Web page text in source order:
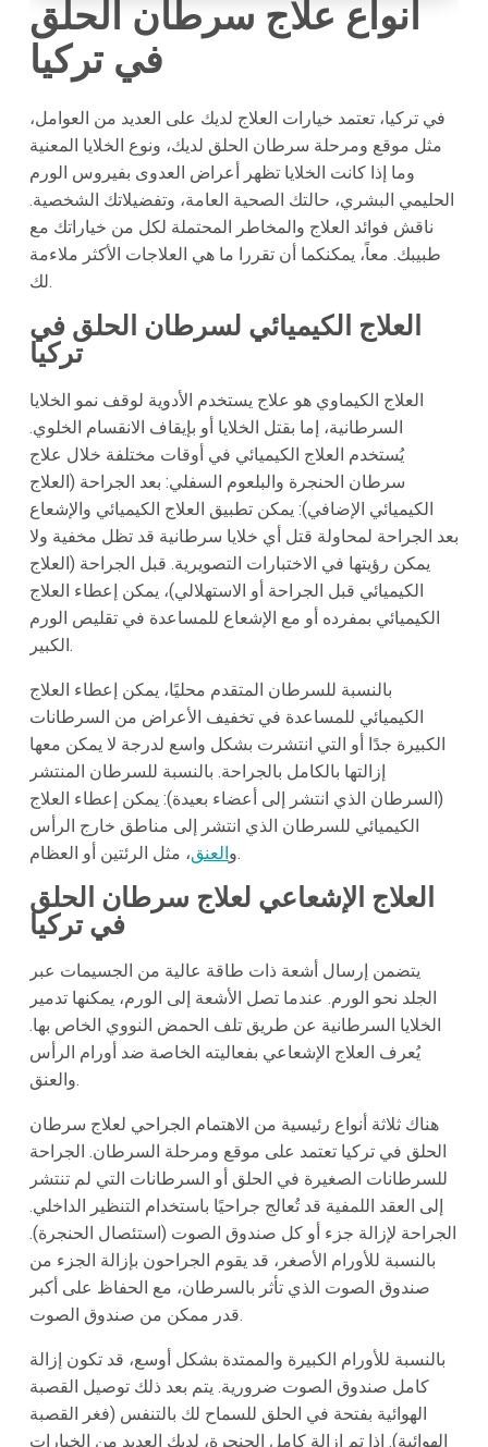
أنواع علاج سرطان الحلق
في تركيا
في تركيا، تعتمد خيارات العلاج لديك على العديد من العوامل،
مثل موقع ومرحلة سرطان الحلق لديك، ونوع الخلايا المعنية
وما إذا كانت الخلايا تظهر أعراض العدوى بفيروس الورم
الحليمي البشري، حالتك الصحية العامة، وتفضيلاتك الشخصية.
ناقش فوائد العلاج والمخاطر المحتملة لكل من خياراتك مع
طبيبك. معاً، يمكنكما أن تقررا ما هي العلاجات الأكثر ملاءمة
لك.
العلاج الكيميائي لسرطان الحلق في
تركيا
العلاج الكيماوي هو علاج يستخدم الأدوية لوقف نمو الخلايا
السرطانية، إما بقتل الخلايا أو بإيقاف الانقسام الخلوي.
يُستخدم العلاج الكيميائي في أوقات مختلفة خلال علاج
سرطان الحنجرة والبلعوم السفلي: بعد الجراحة (العلاج
الكيميائي الإضافي): يمكن تطبيق العلاج الكيميائي والإشعاع
بعد الجراحة لمحاولة قتل أي خلايا سرطانية قد تظل مخفية ولا
يمكن رؤيتها في الاختبارات التصويرية. قبل الجراحة (العلاج
الكيميائي قبل الجراحة أو الاستهلالي)، يمكن إعطاء العلاج
الكيميائي بمفرده أو مع الإشعاع للمساعدة في تقليص الورم
الكبير.
بالنسبة للسرطان المتقدم محليًا، يمكن إعطاء العلاج
الكيميائي للمساعدة في تخفيف الأعراض من السرطانات
الكبيرة جدًا أو التي انتشرت بشكل واسع لدرجة لا يمكن معها
إزالتها بالكامل بالجراحة. بالنسبة للسرطان المنتشر
(السرطان الذي انتشر إلى أعضاء بعيدة): يمكن إعطاء العلاج
الكيميائي للسرطان الذي انتشر إلى مناطق خارج الرأس
والعنق ، مثل الرئتين أو العظام.
العلاج الإشعاعي لعلاج سرطان الحلق
في تركيا
يتضمن إرسال أشعة ذات طاقة عالية من الجسيمات عبر
الجلد نحو الورم. عندما تصل الأشعة إلى الورم، يمكنها تدمير
الخلايا السرطانية عن طريق تلف الحمض النووي الخاص بها.
يُعرف العلاج الإشعاعي بفعاليته الخاصة ضد أورام الرأس
والعنق.
هناك ثلاثة أنواع رئيسية من الاهتمام الجراحي لعلاج سرطان
الحلق في تركيا تعتمد على موقع ومرحلة السرطان. الجراحة
للسرطانات الصغيرة في الحلق أو السرطانات التي لم تنتشر
إلى العقد اللمفية قد تُعالج جراحيًا باستخدام التنظير الداخلي.
الجراحة لإزالة جزء أو كل صندوق الصوت (استئصال الحنجرة).
بالنسبة للأورام الأصغر، قد يقوم الجراحون بإزالة الجزء من
صندوق الصوت الذي تأثر بالسرطان، مع الحفاظ على أكبر
قدر ممكن من صندوق الصوت.
بالنسبة للأورام الكبيرة والممتدة بشكل أوسع، قد تكون إزالة
كامل صندوق الصوت ضرورية. يتم بعد ذلك توصيل القصبة
الهوائية بفتحة في الحلق للسماح لك بالتنفس (فغر القصبة
الهوائية). إذا تم إزالة كامل الحنجرة، لديك العديد من الخيارات